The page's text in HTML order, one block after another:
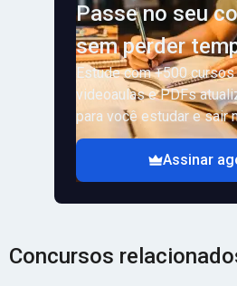
Passe no seu
sem perder
Estude com +500
videoaulas e PDFs
para você estudar e sair
Assinar
Concursos